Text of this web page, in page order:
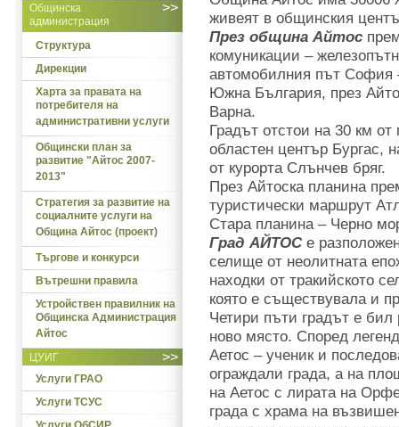
>>
Общинска
администрация
Структура
Дирекции
Харта за правата на
потребителя на
административни услуги
Общински план за
развитие "Айтос 2007-
2013"
Стратегия за развитие на
социалните услуги на
Община Айтос (проект)
Търгове и конкурси
Вътрешни правила
Устройствен правилник на
Общинска Администрация
Айтос
>>
ЦУИГ
Услуги ГРАО
Услуги ТСУС
живеят в общинския
През община Айтос
комуникации –
автомобилния път София
Южна България, през
Варна.
Градът отстои на 30 км
областен център Бургас,
от курорта Слънчев бряг.
През Айтоска планина
туристически маршрут
Стара планина – Черно
Град АЙТОСе
селище от неолитната
находки от тракийското
която е съществувала
Четири пъти градът е
ново място. Според
Аетос – ученик и
ограждали града, а на
на Аетос с лирата на
града с храма на